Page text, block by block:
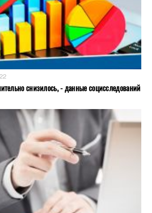
снизилось, - данные социсследований